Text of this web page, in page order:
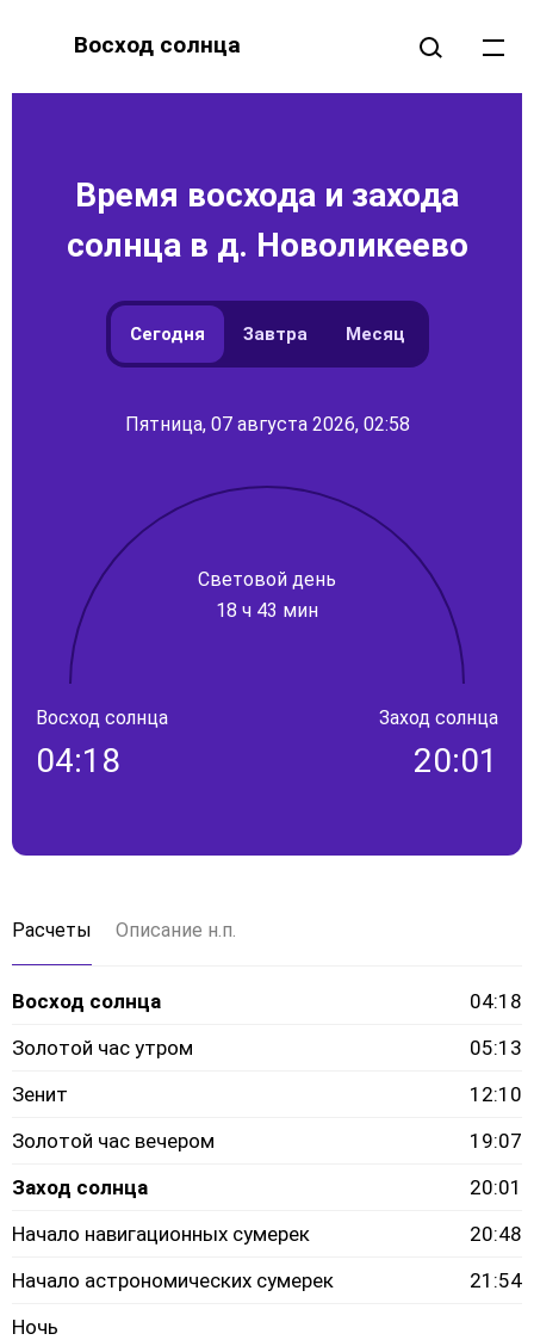
Восход солнца
Время восхода и захода
солнца в д. Новоликеево
Сегодня Завтра Месяц
Пятница, 07 августа 2026, 02:58
Световой день
18 ч 43 мин
Восход солнца
04:18
Заход солнца
20:01
Расчеты Описание н.п.
Восход солнца
04:18
Золотой час утром
05:13
Зенит
12:10
Золотой час вечером
19:07
Заход солнца
20:01
Начало навигационных сумерек
20:48
Начало астрономических сумерек
21:54
Ночь